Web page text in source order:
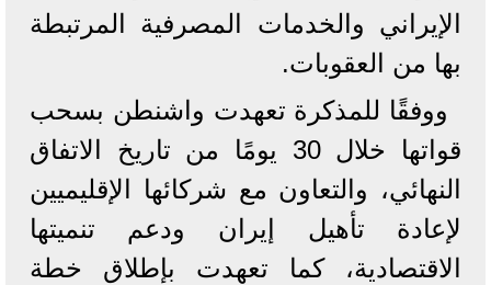
الإيراني والخدمات المصرفية المرتبطة
بها من العقوبات.
ووفقًا للمذكرة تعهدت واشنطن بسحب
قواتها خلال 30 يومًا من تاريخ الاتفاق
النهائي، والتعاون مع شركائها الإقليميين
لإعادة تأهيل إيران ودعم تنميتها
الاقتصادية، كما تعهدت بإطلاق خطة